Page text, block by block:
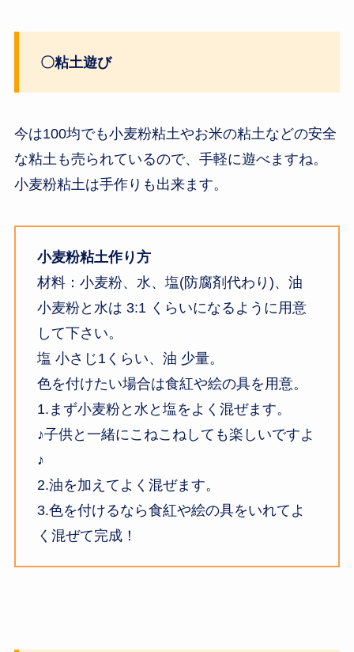
〇粘土遊び
今は100均でも小麦粉粘土やお米の粘土などの安全
な粘土も売られているので、手軽に遊べますね。
小麦粉粘土は手作りも出来ます。
小麦粉粘土作り方
材料：小麦粉、水、塩(防腐剤代わり)、油
小麦粉と水は 3:1 くらいになるように用意
して下さい。
塩 小さじ1くらい、油 少量。
色を付けたい場合は食紅や絵の具を用意。
1.まず小麦粉と水と塩をよく混ぜます。
♪子供と一緒にこねこねしても楽しいですよ
♪
2.油を加えてよく混ぜます。
3.色を付けるなら食紅や絵の具をいれてよ
く混ぜて完成！